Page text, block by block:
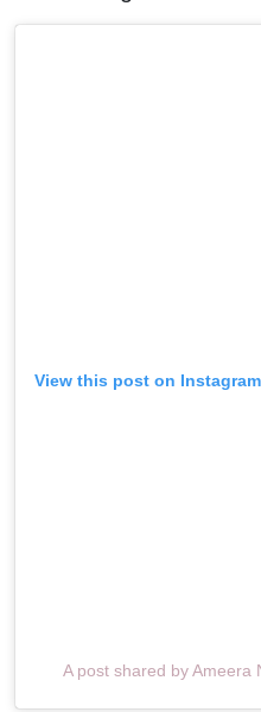
View this post on Instagram
A post shared by Ameera